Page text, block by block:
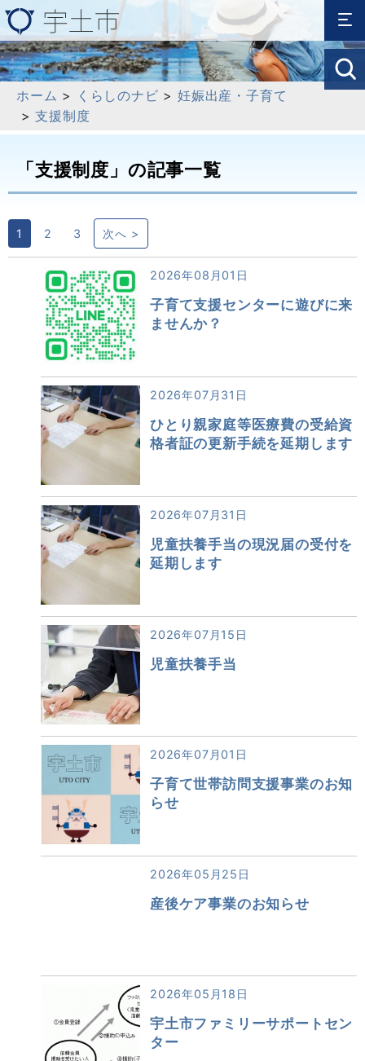
ホーム > くらしのナビ >妊娠出産・子育て
>支援制度
「支援制度」の記事一覧
1 2 3 次へ >
2026年08月01日
子育て支援センターに遊びに来
ませんか？
2026年07月31日
ひとり親家庭等医療費の受給資
格者証の更新手続を延期します
2026年07月31日
児童扶養手当の現況届の受付を
延期します
2026年07月15日
児童扶養手当
2026年07月01日
子育て世帯訪問支援事業のお知
らせ
2026年05月25日
産後ケア事業のお知らせ
2026年05月18日
宇土市ファミリーサポートセン
ター